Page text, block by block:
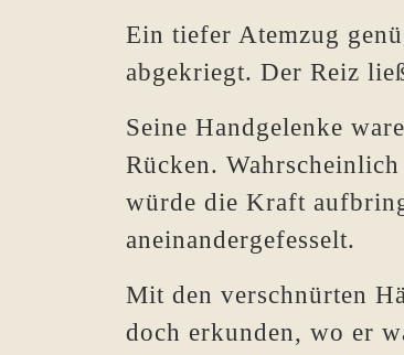
Ein tiefer Atemzug
abgekriegt. Der Reiz
Seine Handgelenke
Rücken.
würde die Kraft
aneinandergefesselt.
Mit den verschnürten
doch erkunden, wo er